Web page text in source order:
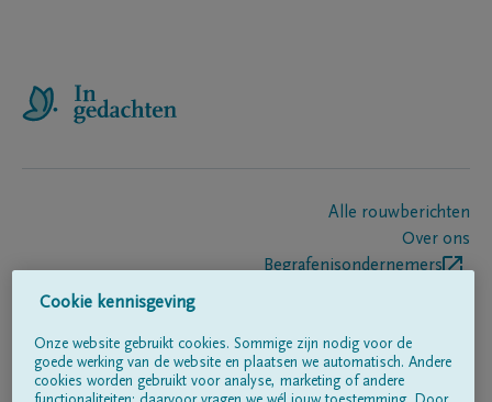
Alle rouwberichten
Over ons
Begrafenisondernemers
Volg ons op
Cookie kennisgeving
Onze website gebruikt cookies. Sommige zijn nodig voor de
goede werking van de website en plaatsen we automatisch. Andere
cookies worden gebruikt voor analyse, marketing of andere